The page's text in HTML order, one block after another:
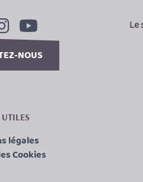
NOUS
Le
légales
Cookies